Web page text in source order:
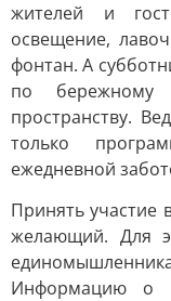
жителей и
освещение,
фонтан. А
по бережному
пространству.
только
ежедневной
Принять
желающий. Для
Информацию о